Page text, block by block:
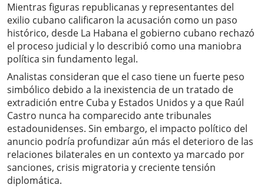
Mientras figuras republicanas y representantes del
exilio cubano calificaron la acusación como un paso
histórico, desde La Habana el gobierno cubano rechazó
el proceso judicial y lo describió como una maniobra
política sin fundamento legal.
Analistas consideran que el caso tiene un fuerte peso
simbólico debido a la inexistencia de un tratado de
extradición entre Cuba y Estados Unidos y a que Raúl
Castro nunca ha comparecido ante tribunales
estadounidenses. Sin embargo, el impacto político del
anuncio podría profundizar aún más el deterioro de las
relaciones bilaterales en un contexto ya marcado por
sanciones, crisis migratoria y creciente tensión
diplomática.